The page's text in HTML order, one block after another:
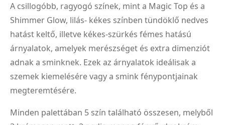
A csillogóbb, ragyogó színek, mint a Magic Top és a
Shimmer Glow, lilás- kékes színben tündöklő nedves
hatást keltő, illetve kékes-szürkés fémes hatású
árnyalatok, amelyek merészséget és extra dimenziót
adnak a sminknek. Ezek az árnyalatok ideálisak a
szemek kiemelésére vagy a smink fénypontjainak
megteremtésére.
Minden palettában 5 szín található összesen, melyből